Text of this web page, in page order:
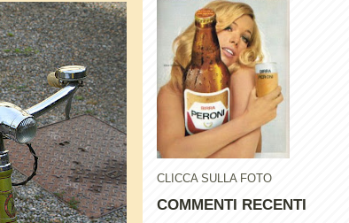
CLICCA SULLA FOTO
COMMENTI RECENTI